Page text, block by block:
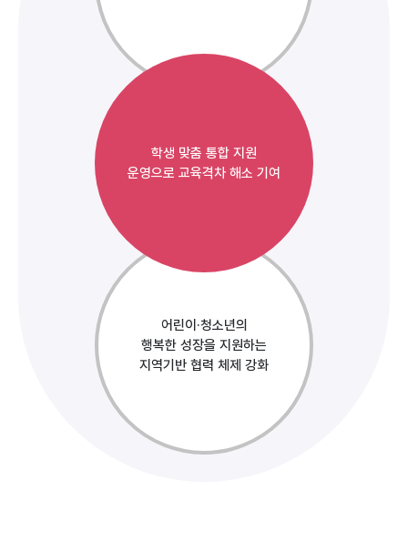
학생 맞춤 통합 지원
운영으로 교육격차 해소 기여
어린이·청소년의
행복한 성장을 지원하는
지역기반 협력 체제 강화